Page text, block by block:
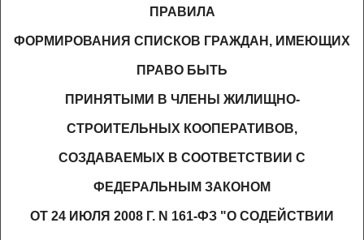
ПРАВИЛА
ФОРМИРОВАНИЯ СПИСКОВ ГРАЖДАН, ИМЕЮЩИХ
ПРАВО БЫТЬ
ПРИНЯТЫМИ В ЧЛЕНЫ ЖИЛИЩНО-
СТРОИТЕЛЬНЫХ КООПЕРАТИВОВ,
СОЗДАВАЕМЫХ В СООТВЕТСТВИИ С
ФЕДЕРАЛЬНЫМ ЗАКОНОМ
ОТ 24 ИЮЛЯ 2008 Г. N 161-ФЗ "О СОДЕЙСТВИИ